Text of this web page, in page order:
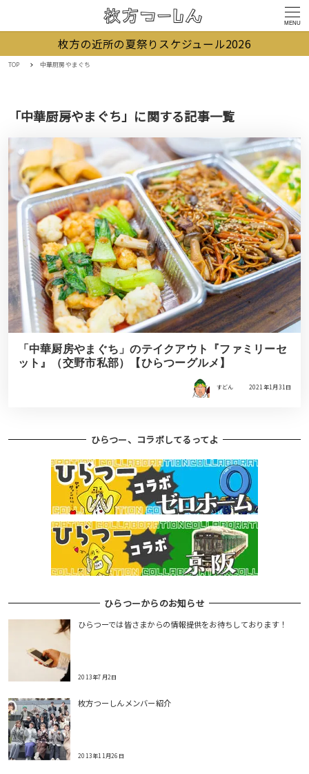
MENU
枚方の近所の夏祭りスケジュール2026
TOP 中華厨房やまぐち
「中華厨房やまぐち」に関する記事一覧
「中華厨房やまぐち」のテイクアウト『ファミリーセ
ット』（交野市私部）【ひらつーグルメ】
すどん 2021年1月31日
ひらつー、コラボしてるってよ
ひらつーからのお知らせ
ひらつーでは皆さまからの情報提供をお待ちしております！
2013年7月2日
枚方つーしんメンバー紹介
2013年11月26日